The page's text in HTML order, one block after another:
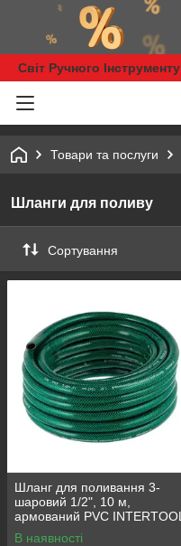
Світ Ручного Інструменту
Товари та послуги
Шланги для поливу
Сортування
Шланг для поливання 3-
шаровий 1/2", 10 м,
армований PVC INTERTOOL
GE-4021
В наявності